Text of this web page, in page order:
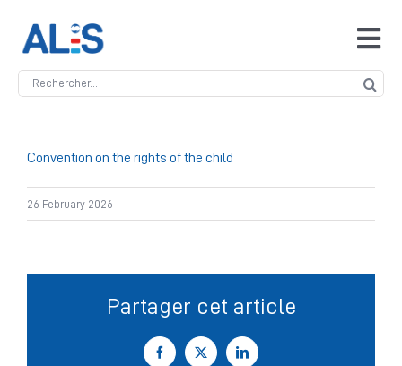
content
Search
Accueil
Antidopage
Convention on the rights of the child
26 February 2026
Partager cet article
Facebook
X LinkedIn